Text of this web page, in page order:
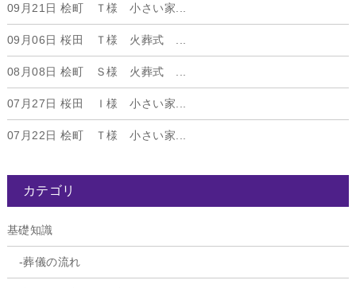
09月21日 桧町 Ｔ様 小さい家...
09月06日 桜田 Ｔ様 火葬式 ...
08月08日 桧町 Ｓ様 火葬式 ...
07月27日 桜田 Ｉ様 小さい家...
07月22日 桧町 Ｔ様 小さい家...
カテゴリ
基礎知識
葬儀の流れ